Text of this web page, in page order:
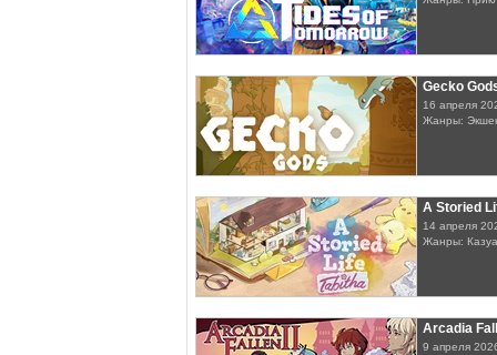
Gecko
16 апреля
Жанры:
A Storied
14 апреля
Жанры:
Arcadia
9 апреля